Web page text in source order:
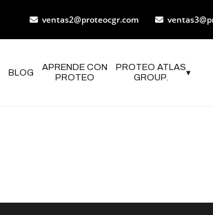
ventas2@proteocgr.com
BLOG
APRENDE CON
PROTEO
PROTEO ATLAS
GROUP.
▾